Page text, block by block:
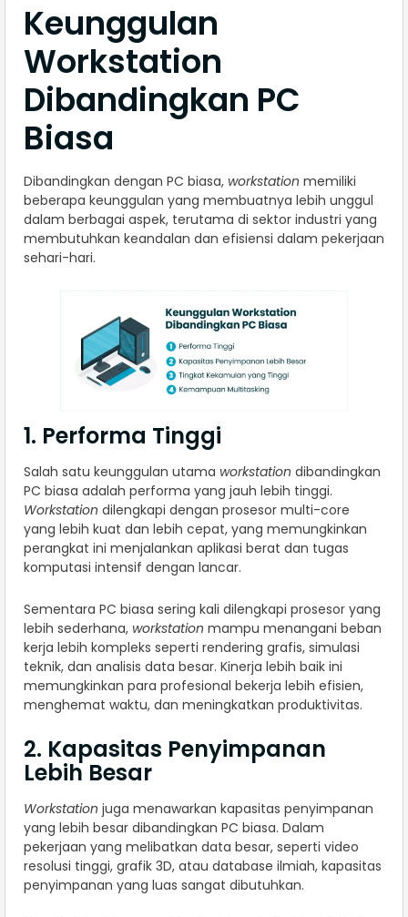
Keunggulan
Workstation
Dibandingkan PC
Biasa
Dibandingkan dengan PC biasa, workstation memiliki
beberapa keunggulan yang membuatnya lebih unggul
dalam berbagai aspek, terutama di sektor industri yang
membutuhkan keandalan dan efisiensi dalam pekerjaan
sehari-hari.
1. Performa Tinggi
Salah satu keunggulan utama workstation dibandingkan
PC biasa adalah performa yang jauh lebih tinggi.
Workstation dilengkapi dengan prosesor multi-core
yang lebih kuat dan lebih cepat, yang memungkinkan
perangkat ini menjalankan aplikasi berat dan tugas
komputasi intensif dengan lancar.
Sementara PC biasa sering kali dilengkapi prosesor yang
lebih sederhana, workstation mampu menangani beban
kerja lebih kompleks seperti rendering grafis, simulasi
teknik, dan analisis data besar. Kinerja lebih baik ini
memungkinkan para profesional bekerja lebih efisien,
menghemat waktu, dan meningkatkan produktivitas.
2. Kapasitas Penyimpanan
Lebih Besar
Workstation juga menawarkan kapasitas penyimpanan
yang lebih besar dibandingkan PC biasa. Dalam
pekerjaan yang melibatkan data besar, seperti video
resolusi tinggi, grafik 3D, atau database ilmiah, kapasitas
penyimpanan yang luas sangat dibutuhkan.